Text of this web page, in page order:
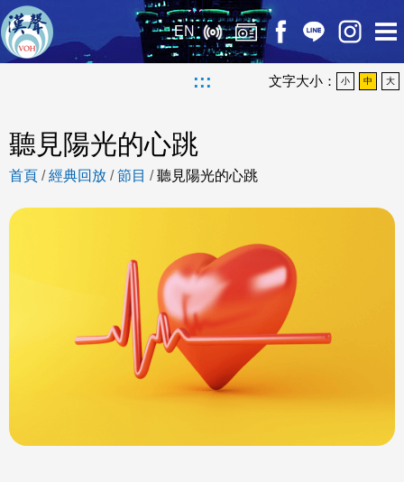
EN
::: 文字大小： 小 中 大
聽見陽光的心跳
首頁 /經典回放 /節目 /聽見陽光的心跳